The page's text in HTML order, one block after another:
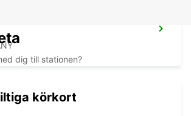
dig till stationen?
körkort